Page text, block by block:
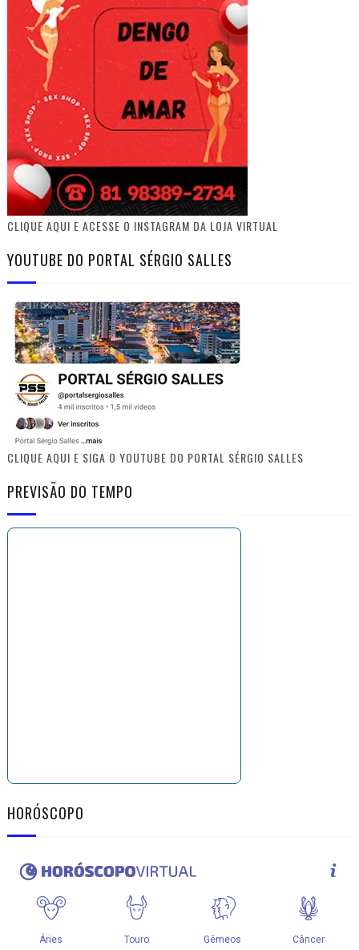
CLIQUE AQUI E ACESSE O INSTAGRAM DA LOJA VIRTUAL
YOUTUBE DO PORTAL SÉRGIO SALLES
CLIQUE AQUI E SIGA O YOUTUBE DO PORTAL SÉRGIO SALLES
PREVISÃO DO TEMPO
HORÓSCOPO